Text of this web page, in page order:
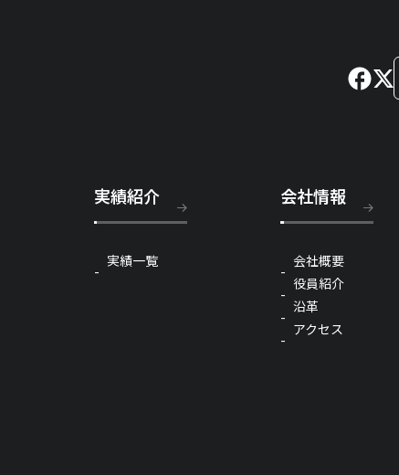
実績紹介
実績一覧
会社情報
会社概要
役員紹介
沿革
アクセス